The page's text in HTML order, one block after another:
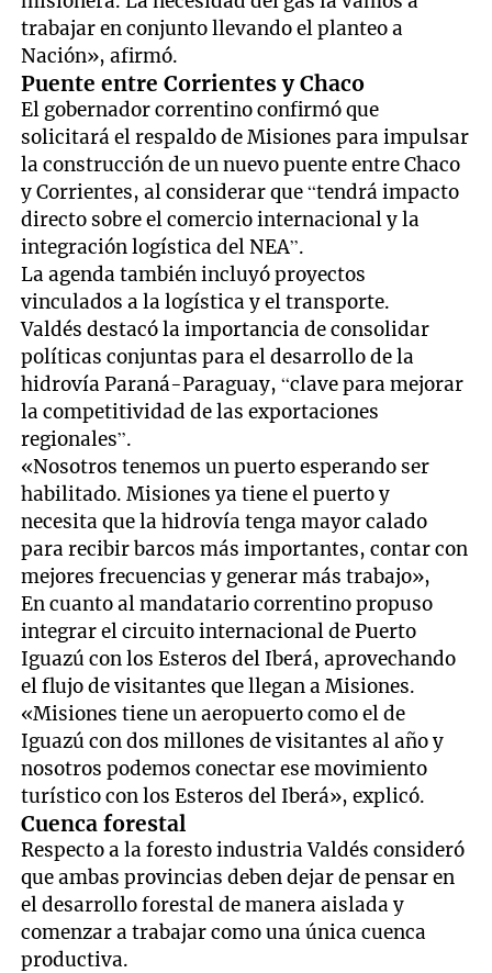
trabajar en conjunto llevando el planteo a
Nación», afirmó.
Puente entre Corrientes y Chaco
El gobernador correntino confirmó que
solicitará el respaldo de Misiones para impulsar
la construcción de un nuevo puente entre Chaco
y Corrientes, al considerar que “tendrá impacto
directo sobre el comercio internacional y la
integración logística del NEA”.
La agenda también incluyó proyectos
vinculados a la logística y el transporte.
Valdés destacó la importancia de consolidar
políticas conjuntas para el desarrollo de la
hidrovía Paraná-Paraguay, “clave para mejorar
la competitividad de las exportaciones
regionales”.
«Nosotros tenemos un puerto esperando ser
habilitado. Misiones ya tiene el puerto y
necesita que la hidrovía tenga mayor calado
para recibir barcos más importantes, contar con
mejores frecuencias y generar más trabajo»,
En cuanto al mandatario correntino propuso
integrar el circuito internacional de Puerto
Iguazú con los Esteros del Iberá, aprovechando
el flujo de visitantes que llegan a Misiones.
«Misiones tiene un aeropuerto como el de
Iguazú con dos millones de visitantes al año y
nosotros podemos conectar ese movimiento
turístico con los Esteros del Iberá», explicó.
Cuenca forestal
Respecto a la foresto industria Valdés consideró
que ambas provincias deben dejar de pensar en
el desarrollo forestal de manera aislada y
comenzar a trabajar como una única cuenca
productiva.